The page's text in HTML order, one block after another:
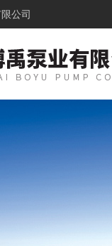
公司